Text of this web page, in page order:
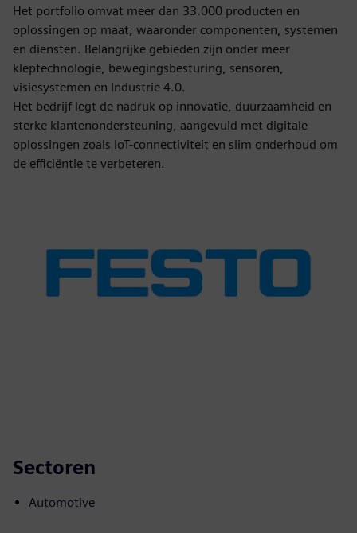
Het portfolio omvat meer dan 33.000 producten en
oplossingen op maat, waaronder componenten, systemen
en diensten. Belangrijke gebieden zijn onder meer
kleptechnologie, bewegingsbesturing, sensoren,
visiesystemen en Industrie 4.0.
Het bedrijf legt de nadruk op innovatie, duurzaamheid en
sterke klantenondersteuning, aangevuld met digitale
oplossingen zoals IoT-connectiviteit en slim onderhoud om
de efficiëntie te verbeteren.
Sectoren
Automotive